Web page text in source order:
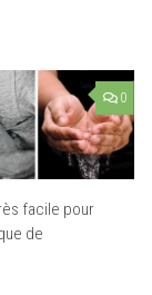
0
facile pour
de